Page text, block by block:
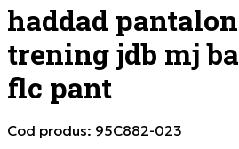
haddad
trening jdb mj
flc pant
Cod produs: 95C882-023